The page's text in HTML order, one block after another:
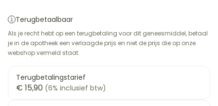
Terugbetaalbaar
Als je recht hebt op een terugbetaling voor dit geneesmiddel, betaal
je in de apotheek een verlaagde prijs en niet de prijs die op onze
webshop vermeld staat.
Terugbetalingstarief
€ 15,90 (6% inclusief btw)